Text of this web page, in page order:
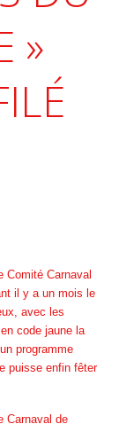
»
Comité Carnaval
il y a un mois le
avec les
code jaune la
programme
puisse enfin fêter
Carnaval de